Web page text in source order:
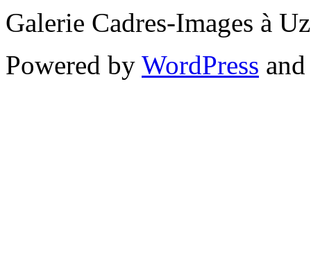
Galerie Cadres-Images à
Powered by WordPress